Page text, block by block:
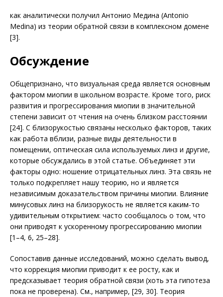
как аналитически получил Антонио Медина (Antonio
Medina) из теории обратной связи в комплексном домене
[3].
Обсуждение
Общепризнано, что визуальная среда является основным
фактором миопии в школьном возрасте. Кроме того, риск
развития и прогрессирования миопии в значительной
степени зависит от чтения на очень близком расстоянии
[24]. С близорукостью связаны несколько факторов, таких
как работа вблизи, разные виды деятельности в
помещении, оптическая сила используемых линз и другие,
которые обсуждались в этой статье. Объединяет эти
факторы одно: ношение отрицательных линз. Эта связь не
только подкрепляет нашу теорию, но и является
независимым доказательством причины миопии. Влияние
минусовых линз на близорукость не является каким-то
удивительным открытием: часто сообщалось о том, что
они приводят к ускоренному прогрессированию миопии
[1–4, 6, 25–28].
Сопоставив данные исследований, мож­но сделать вывод,
что коррекция мио­пии приводит к ее росту, как и
предсказывает теория обратной связи (хоть эта гипотеза
пока не проверена). См., например, [29, 30]. Теория